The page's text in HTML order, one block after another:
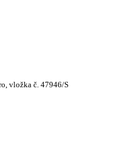
vložka č. 47946/S